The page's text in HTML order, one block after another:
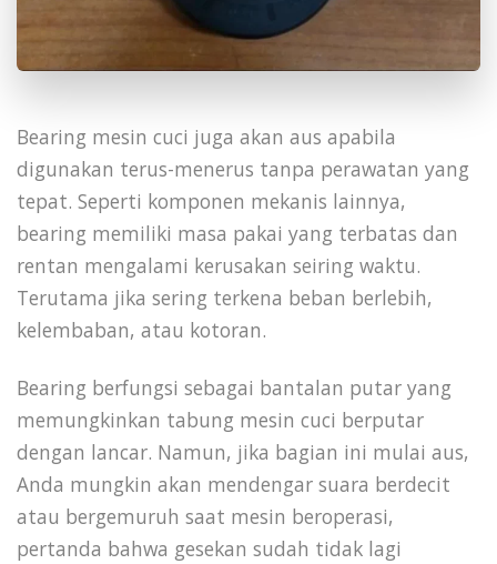
Bearing mesin cuci juga akan aus apabila
digunakan terus-menerus tanpa perawatan yang
tepat. Seperti komponen mekanis lainnya,
bearing memiliki masa pakai yang terbatas dan
rentan mengalami kerusakan seiring waktu.
Terutama jika sering terkena beban berlebih,
kelembaban, atau kotoran.
Bearing berfungsi sebagai bantalan putar yang
memungkinkan tabung mesin cuci berputar
dengan lancar. Namun, jika bagian ini mulai aus,
Anda mungkin akan mendengar suara berdecit
atau bergemuruh saat mesin beroperasi,
pertanda bahwa gesekan sudah tidak lagi